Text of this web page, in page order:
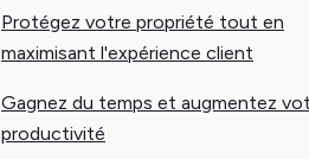
Protégez votre propriété tout en
maximisant l'expérience client
Gagnez du temps et augmentez
productivité